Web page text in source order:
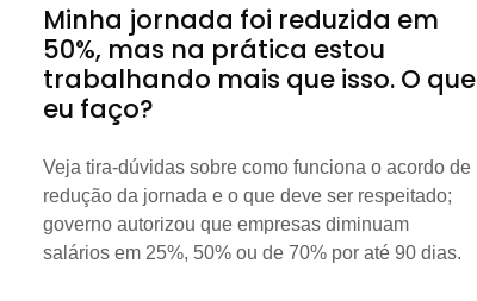
Minha jornada foi reduzida em
50%, mas na prática estou
trabalhando mais que isso. O que
eu faço?
Veja tira-dúvidas sobre como funciona o acordo de
redução da jornada e o que deve ser respeitado;
governo autorizou que empresas diminuam
salários em 25%, 50% ou de 70% por até 90 dias.